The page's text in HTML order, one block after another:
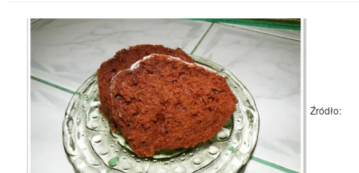
Źródło: